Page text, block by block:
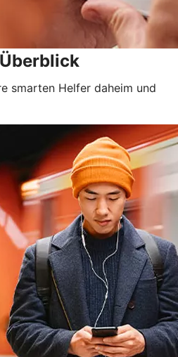
smarten Helfer daheim und